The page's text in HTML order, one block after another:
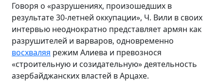
Говоря о «разрушениях, произошедших в
результате 30-летней оккупации», Ч. Вили в своих
интервью неоднократно представляет армян как
разрушителей и варваров, одновременно
восхваляя режим Алиева и превознося
«строительную и созидательную» деятельность
азербайджанских властей в Арцахе.